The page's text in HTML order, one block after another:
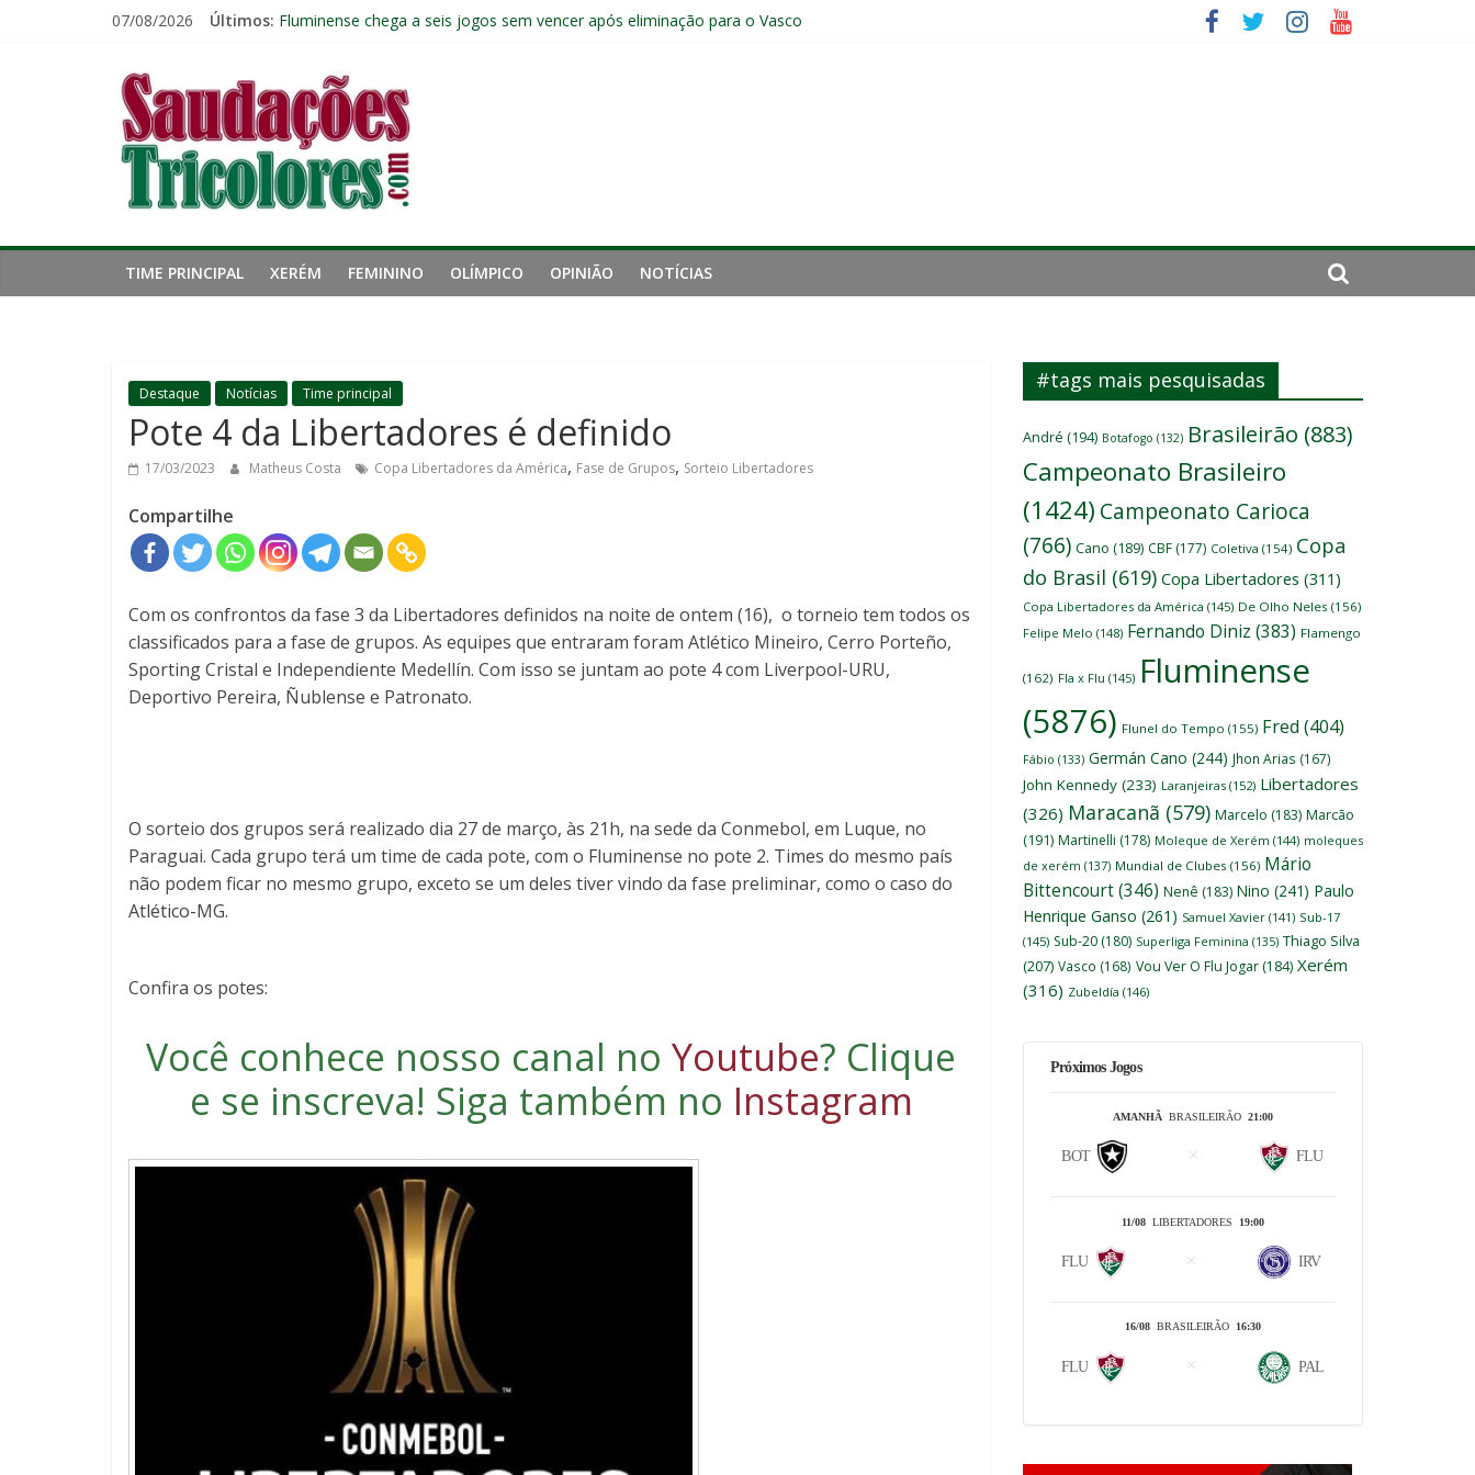
07/08/2026 Últimos: Fluminense chega a seis jogos sem vencer após eliminação para o Vasco
Eliminação para o Vasco amplia jejum do Fluminense para seis jogos, a pior sequência desde a crise de 2024
Reféns da própria inércia: A manutenção de Zubeldía e o risco de jogar o ano do Flu no lixo
Saudações
Tricolores
TIME PRINCIPAL XERÉM FEMININO OLÍMPICO OPINIÃO NOTÍCIAS
Destaque Notícias Time principal
Pote 4 da Libertadores é definido
17/03/2023 Matheus Costa Copa Libertadores da América, Fase de Grupos, Sorteio Libertadores
Compartilhe
Com os confrontos da fase 3 da Libertadores definidos na noite de ontem (16), o torneio tem todos os
classificados para a fase de grupos. As equipes que entraram foram Atlético Mineiro, Cerro Porteño,
Sporting Cristal e Independiente Medellín. Com isso se juntam ao pote 4 com Liverpool-URU,
Deportivo Pereira, Ñublense e Patronato.
O sorteio dos grupos será realizado dia 27 de março, às 21h, na sede da Conmebol, em Luque, no
Paraguai. Cada grupo terá um time de cada pote, com o Fluminense no pote 2. Times do mesmo país
não podem ficar no mesmo grupo, exceto se um deles tiver vindo da fase preliminar, como o caso do
Atlético-MG.
Confira os potes:
Você conhece nosso canal no Youtube? Clique
e se inscreva! Siga também no Instagram
#tags mais pesquisadas
André (194) Botafogo (132) Brasileirão (883)
Campeonato Brasileiro
(1424) Campeonato Carioca
(766) Cano (189) CBF (177) Coletiva (154) Copa
do Brasil (619) Copa Libertadores (311)
Copa Libertadores da América (145) De Olho Neles (156)
Felipe Melo (148) Fernando Diniz (383) Flamengo
(162) Fla x Flu (145) Fluminense
(5876) Flunel do Tempo (155) Fred (404)
Fábio (133) Germán Cano (244) Jhon Arias (167)
John Kennedy (233) Laranjeiras (152) Libertadores
(326) Maracanã (579) Marcelo (183) Marcão
(191) Martinelli (178) Moleque de Xerém (144) moleques
de xerém (137) Mundial de Clubes (156) Mário
Bittencourt(346) Nenê (183) Nino (241) Paulo
Henrique Ganso (261) Samuel Xavier (141) Sub-17
(145) Sub-20 (180) Superliga Feminina (135) Thiago Silva
(207) Vasco (168) Vou Ver O Flu Jogar (184) Xerém
(316) Zubeldía (146)
Próximos Jogos
AMANHÃ BRASILEIRÃO 21:00
BOT FLU
11/08 LIBERTADORES 19:00
FLU IRV
16/08 BRASILEIRÃO 16:30
FLU PAL